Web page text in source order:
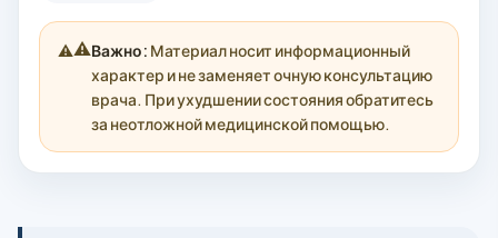
⚠️Важно: Материал носит информационный
характер и не заменяет очную консультацию
врача. При ухудшении состояния обратитесь
за неотложной медицинской помощью.